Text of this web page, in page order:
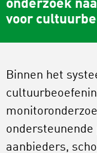
onderzoek
voor
Binnen het
aanbieders,